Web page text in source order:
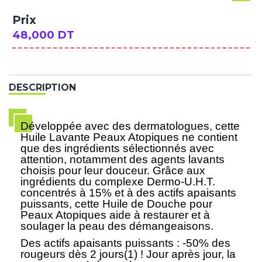
Prix
48,000 DT
DESCRIPTION
Développée avec des dermatologues, cette
Huile Lavante Peaux Atopiques ne contient
que des ingrédients sélectionnés avec
attention, notamment des agents lavants
choisis pour leur douceur. Grâce aux
ingrédients du complexe Dermo-U.H.T.
concentrés à 15% et à des actifs apaisants
puissants, cette Huile de Douche pour
Peaux Atopiques aide à restaurer et à
soulager la peau des démangeaisons.
Des actifs apaisants puissants : -50% des
rougeurs dès 2 jours(1) ! Jour après jour, la